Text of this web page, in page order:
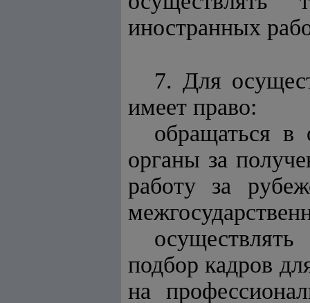
иностранных
7. Для
имеет право:
обращаться в
органы за
работу за
подбор кадров
на